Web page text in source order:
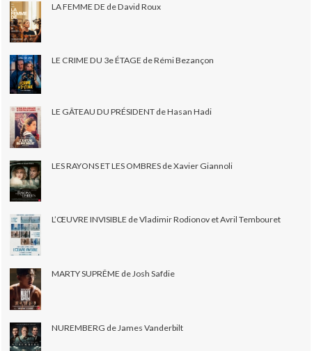
LA FEMME DE de David Roux
LE CRIME DU 3e ÉTAGE de Rémi Bezançon
LE GÂTEAU DU PRÉSIDENT de Hasan Hadi
LES RAYONS ET LES OMBRES de Xavier Giannoli
L’ŒUVRE INVISIBLE de Vladimir Rodionov et Avril Tembouret
MARTY SUPRÊME de Josh Safdie
NUREMBERG de James Vanderbilt